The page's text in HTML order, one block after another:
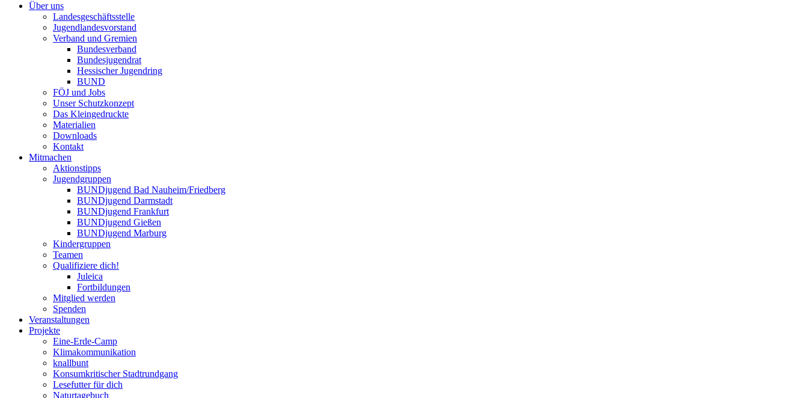
Über uns
Landesgeschäftsstelle
Jugendlandesvorstand
Verband und Gremien
Bundesverband
Bundesjugendrat
Hessischer Jugendring
BUND
FÖJ und Jobs
Unser Schutzkonzept
Das Kleingedruckte
Materialien
Downloads
Kontakt
Mitmachen
Aktionstipps
Jugendgruppen
BUNDjugend Bad Nauheim/Friedberg
BUNDjugend Darmstadt
BUNDjugend Frankfurt
BUNDjugend Gießen
BUNDjugend Marburg
Kindergruppen
Teamen
Qualifiziere dich!
Juleica
Fortbildungen
Mitglied werden
Spenden
Veranstaltungen
Projekte
Eine-Erde-Camp
Klimakommunikation
knallbunt
Konsumkritischer Stadtrundgang
Lesefutter für dich
Naturtagebuch